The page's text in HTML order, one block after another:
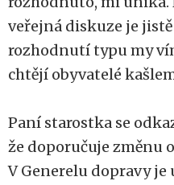
veřejná diskuze je jistě
rozhodnutí typu my
chtějí obyvatelé
Paní starostka se
že doporučuje změnu
V Generelu dopravy je